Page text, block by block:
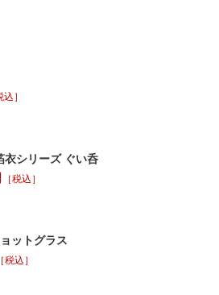
込］
衣シリーズ ぐい呑
［税込］
ットグラス
［税込］